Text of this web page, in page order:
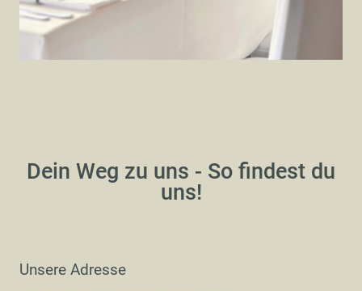
Dein Weg zu uns - So findest du
uns!
Unsere Adresse